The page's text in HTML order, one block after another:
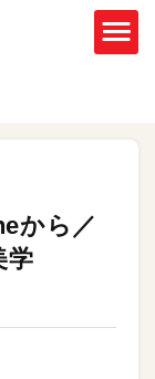
から／
学